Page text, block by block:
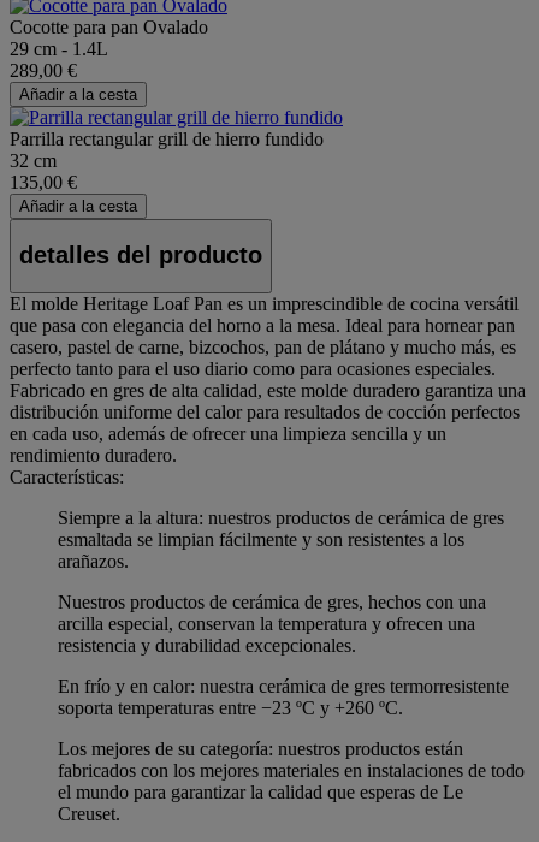
Cocotte para pan Ovalado
29 cm - 1.4L
289,00 €
Añadir a la cesta
Parrilla rectangular grill de hierro fundido
32 cm
135,00 €
Añadir a la cesta
detalles del producto
El molde Heritage Loaf Pan es un imprescindible de cocina versátil
que pasa con elegancia del horno a la mesa. Ideal para hornear pan
casero, pastel de carne, bizcochos, pan de plátano y mucho más, es
perfecto tanto para el uso diario como para ocasiones especiales.
Fabricado en gres de alta calidad, este molde duradero garantiza una
distribución uniforme del calor para resultados de cocción perfectos
en cada uso, además de ofrecer una limpieza sencilla y un
rendimiento duradero.
Características:
Siempre a la altura: nuestros productos de cerámica de gres
esmaltada se limpian fácilmente y son resistentes a los
arañazos.
Nuestros productos de cerámica de gres, hechos con una
arcilla especial, conservan la temperatura y ofrecen una
resistencia y durabilidad excepcionales.
En frío y en calor: nuestra cerámica de gres termorresistente
soporta temperaturas entre −23 ºC y +260 ºC.
Los mejores de su categoría: nuestros productos están
fabricados con los mejores materiales en instalaciones de todo
el mundo para garantizar la calidad que esperas de Le
Creuset.